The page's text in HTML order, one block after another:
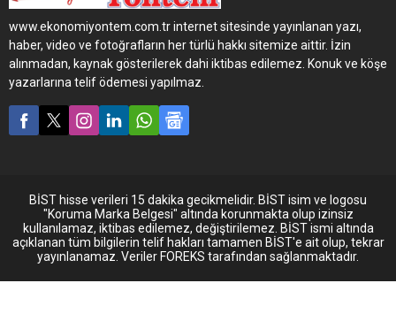
yönetimi bu organizasyon
kapsamında yönetilecek.
www.ekonomiyontem.com.tr internet sitesinde yayınlanan yazı,
haber, video ve fotoğrafların her türlü hakkı sitemize aittir. İzin
alınmadan, kaynak gösterilerek dahi iktibas edilemez. Konuk ve köşe
yazarlarına telif ödemesi yapılmaz.
BİST hisse verileri 15 dakika gecikmelidir. BİST isim ve logosu
"Koruma Marka Belgesi" altında korunmakta olup izinsiz
kullanılamaz, iktibas edilemez, değiştirilemez. BİST ismi altında
açıklanan tüm bilgilerin telif hakları tamamen BİST'e ait olup, tekrar
yayınlanamaz. Veriler FOREKS tarafından sağlanmaktadır.